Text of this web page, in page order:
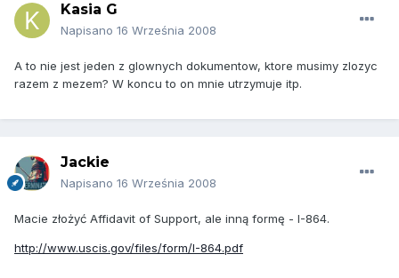
Kasia G
Napisano 16 Września 2008
A to nie jest jeden z glownych dokumentow, ktore musimy zlozyc
razem z mezem? W koncu to on mnie utrzymuje itp.
Jackie
Napisano 16 Września 2008
Macie złożyć Affidavit of Support, ale inną formę - I-864.
http://www.uscis.gov/files/form/I-864.pdf